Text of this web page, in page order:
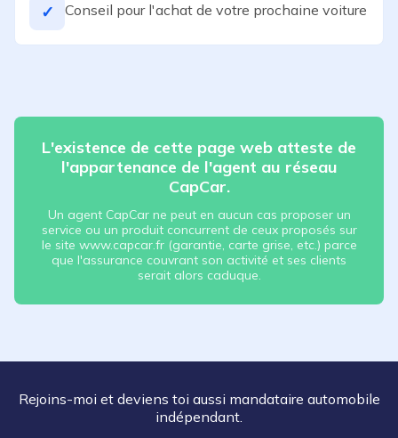
✓ Conseil pour l'achat de votre prochaine voiture
L'existence de cette page web atteste de
l'appartenance de l'agent au réseau
CapCar.
Un agent CapCar ne peut en aucun cas proposer un
service ou un produit concurrent de ceux proposés sur
le site www.capcar.fr (garantie, carte grise, etc.) parce
que l'assurance couvrant son activité et ses clients
serait alors caduque.
Rejoins-moi et deviens toi aussi mandataire automobile
indépendant.